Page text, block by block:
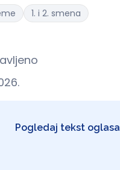
1. i 2. smena
Pogledaj tekst oglasa